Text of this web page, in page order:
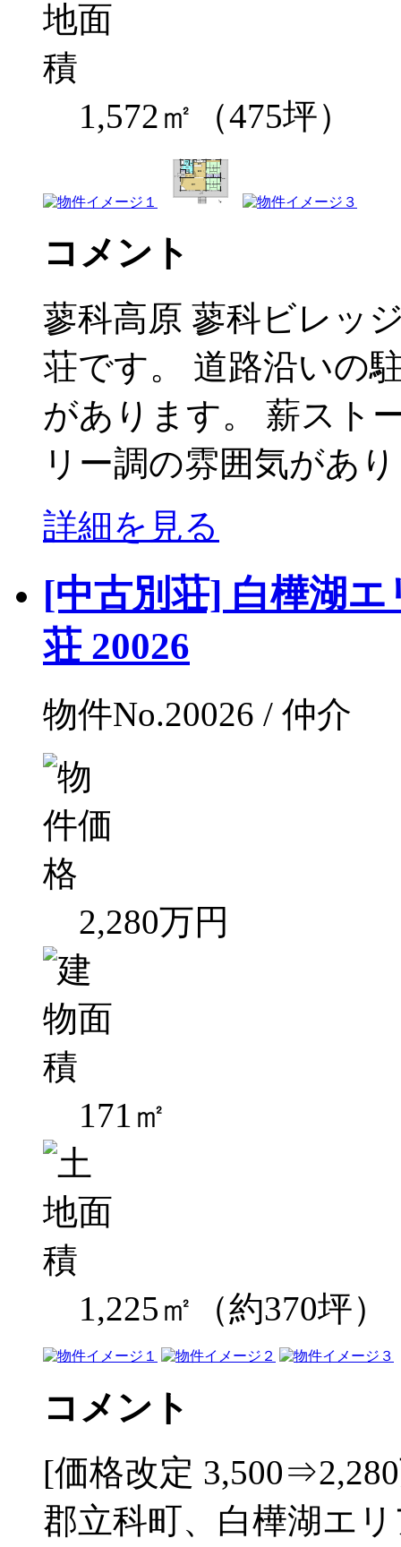
1,572㎡（475坪）
コメント
蓼科高原 蓼科ビレッ
荘です。 道路沿いの
があります。 薪スト
リー調の雰囲気があ
詳細を見る
[中古別荘] 白樺湖
荘 20026
物件No.20026 / 仲介
2,280万円
171㎡
1,225㎡（約370坪）
コメント
[価格改定
郡立科町、白樺湖エ